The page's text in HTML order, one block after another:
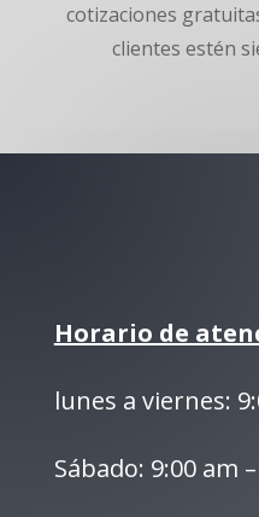
cotizaciones
clientes estén
Horario de
lunes a viernes:
Sábado: 9:00 am